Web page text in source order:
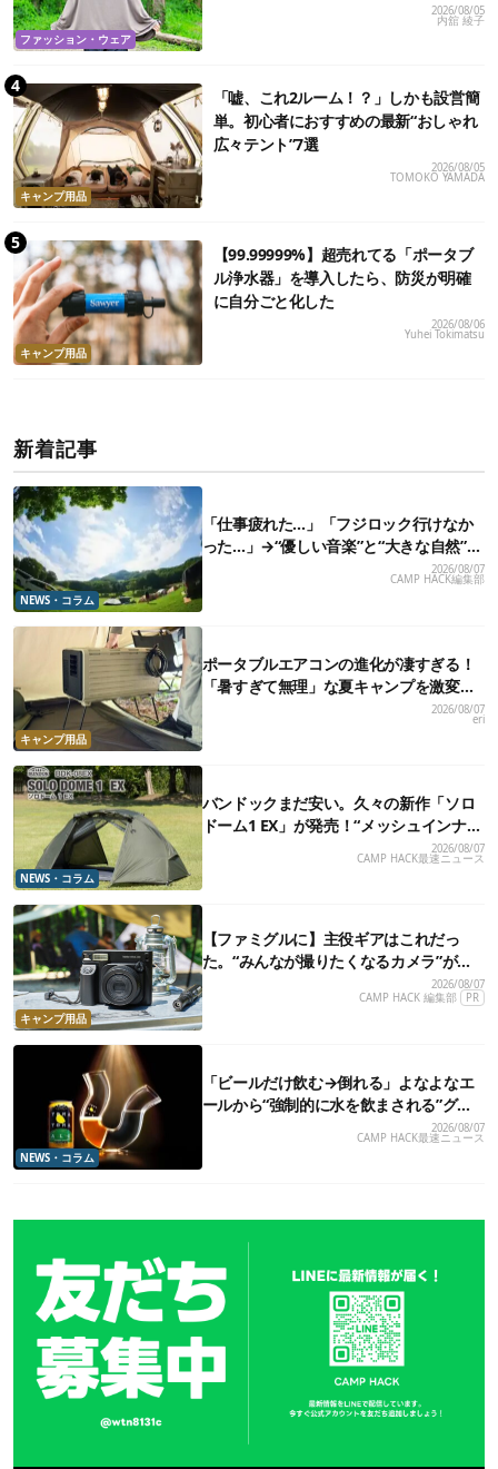
ファッション・ウェア
2026/08/05
内舘 綾子
キャンプ用品
「嘘、これ2ルーム！？」しかも設営簡
単。初心者におすすめの最新“おしゃれ
広々テント”7選
2026/08/05
TOMOKO YAMADA
キャンプ用品
【99.99999%】超売れてる「ポータブ
ル浄水器」を導入したら、防災が明確
に自分ごと化した
2026/08/06
Yuhei Tokimatsu
新着記事
NEWS・コラム
「仕事疲れた…」「フジロック行けなか
った…」→“優しい音楽”と“大きな自然”で
2026/08/07
CAMP HACK編集部
キャンプ用品
ポータブルエアコンの進化が凄すぎる！
「暑すぎて無理」な夏キャンプを激変さ
2026/08/07
eri
NEWS・コラム
バンドックまだ安い。久々の新作「ソロ
ドーム1 EX」が発売！“メッシュインナ
ー”だけでも使えるよ【防災も◎】2026/08/07
CAMP HACK最速ニュース
キャンプ用品
【ファミグルに】主役ギアはこれだっ
た。“みんなが撮りたくなるカメラ”が楽
しすぎる！
2026/08/07
CAMP HACK 編集部
PR
NEWS・コラム
「ビールだけ飲む→倒れる」よなよなエ
ールから“強制的に水を飲まされる”グラ
2026/08/07
CAMP HACK最速ニュース